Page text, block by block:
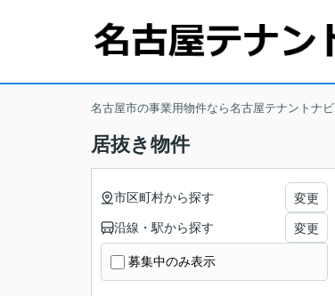
名古屋市の事業用物件なら名古屋テナントナビ
居抜き物件
市区町村から探す 変更
沿線・駅から探す 変更
募集中のみ表示